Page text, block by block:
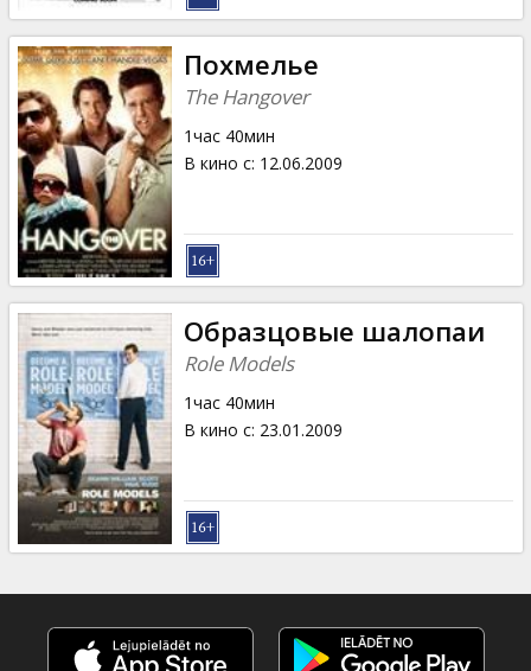
Похмелье
The Hangover
1час 40мин
В кино с: 12.06.2009
Oбразцовые шалопаи
Role Models
1час 40мин
В кино с: 23.01.2009